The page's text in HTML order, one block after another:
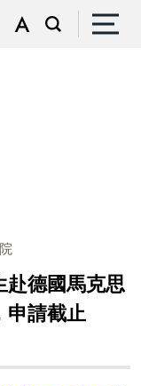
赴德國馬克思
申請截止